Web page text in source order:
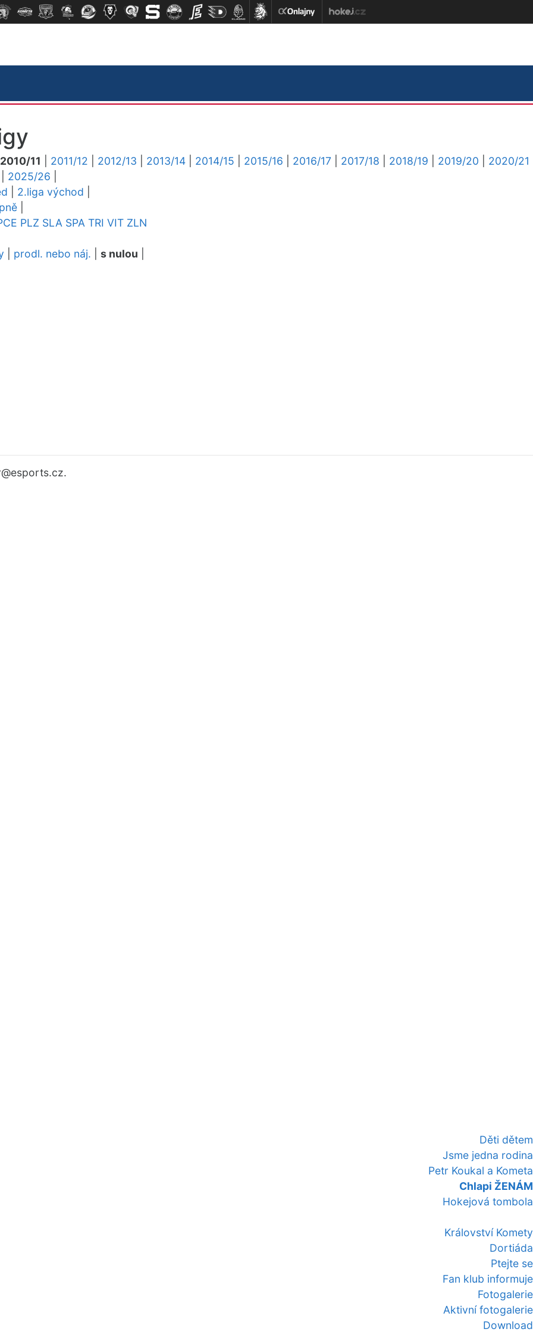
Děti dětem
Jsme jedna rodina
Petr Koukal a Kometa
Chlapi ŽENÁM
Hokejová tombola
Království Komety
Dortiáda
Ptejte se
Fan klub informuje
Fotogalerie
Aktivní fotogalerie
Download
2010/11 2011/12 2012/13 2013/14 2014/15 2015/16 2016/17 2017/18 2018/19 2019/20
2020/21
2025/26
2.liga východ
PLZ SLA SPA TRI VIT ZLN
prodl. nebo náj. s nulou
@esports.cz.